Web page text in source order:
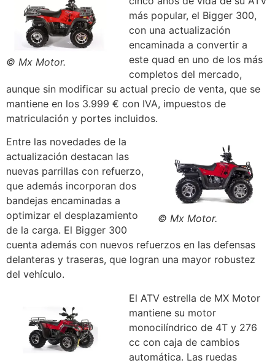
© Mx Motor.
más popular, el Bigger 300,
con una actualización
encaminada a convertir a
este quad en uno de los más
completos del mercado,
aunque sin modificar su actual precio de venta, que se
mantiene en los 3.999 € con IVA, impuestos de
matriculación y portes incluidos.
© Mx Motor.
Entre las novedades de la
actualización destacan las
nuevas parrillas con refuerzo,
que además incorporan dos
bandejas encaminadas a
optimizar el desplazamiento
de la carga. El Bigger 300
cuenta además con nuevos refuerzos en las defensas
delanteras y traseras, que logran una mayor robustez
del vehículo.
El ATV estrella de MX Motor
mantiene su motor
monocilíndrico de 4T y 276
cc con caja de cambios
automática. Las ruedas